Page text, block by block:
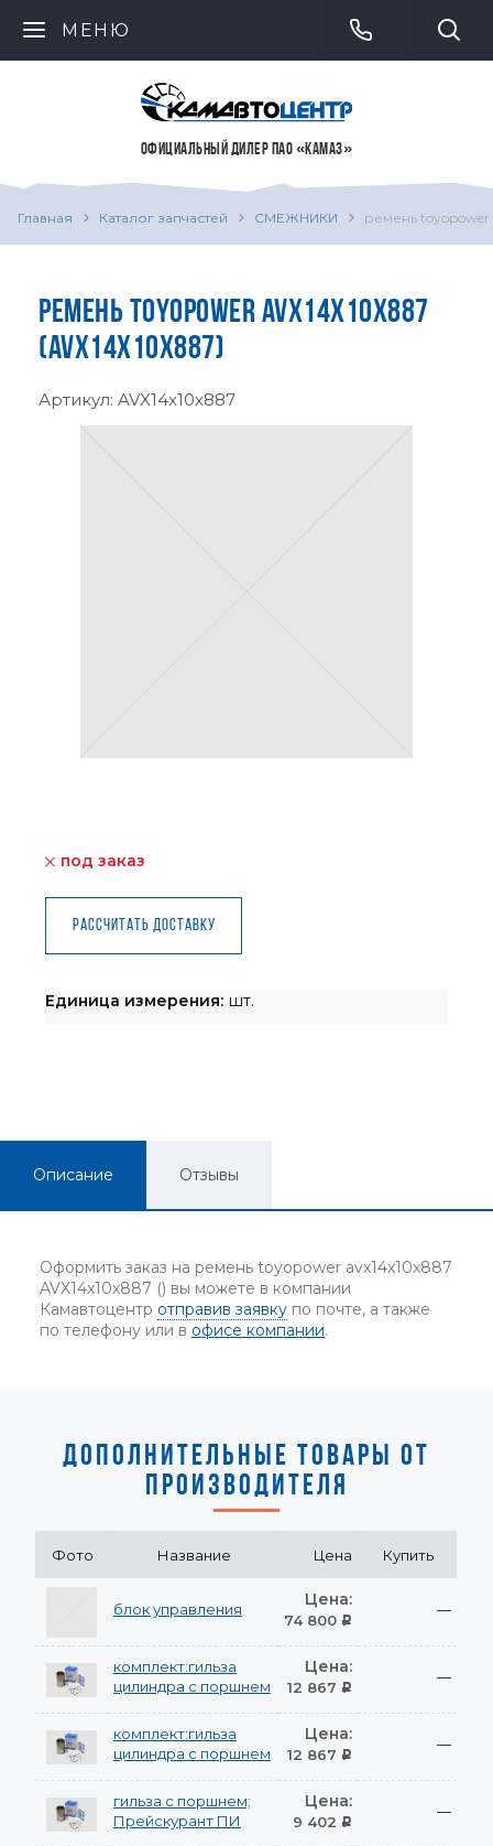
МЕНЮ
ОФИЦИАЛЬНЫЙ ДИЛЕР ПАО «КАМАЗ»
Главная Каталог запчастей СМЕЖНИКИ ремень toyopower
РЕМЕНЬ TOYOPOWER AVX14X10X887
(AVX14X10X887)
Артикул: AVX14x10x887
под заказ
Рассчитать доставку
Единица измерения: шт.
Описание Отзывы
Оформить заказ на ремень toyopower avx14x10x887
AVX14x10x887 () вы можете в компании
Камавтоцентр отправив заявку по почте, а также
по телефону или в офисе компании.
ДОПОЛНИТЕЛЬНЫЕ ТОВАРЫ ОТ
ПРОИЗВОДИТЕЛЯ
Фото Название Цена Купить
блок управления Цена:
74 800 Р
—
комплект:гильза
цилиндра с поршнем
Цена:
12 867 Р
—
комплект:гильза
цилиндра с поршнем
Цена:
12 867 Р
—
гильза с поршнем;
Прейскурант ПИ
Цена:
9 402 Р
—